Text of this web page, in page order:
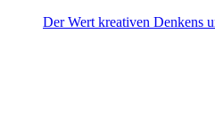
Der Wert kreativen Denkens